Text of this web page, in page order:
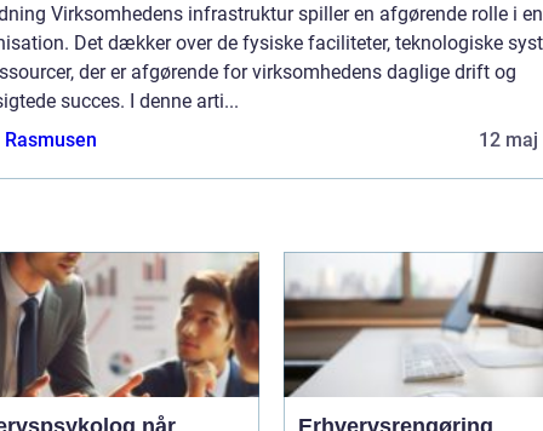
Virksomhedens infrastruktur spiller en afgørende rolle i
Det dækker over de fysiske faciliteter, teknologiske
der er afgørende for virksomhedens daglige drift og
succes. I denne arti...
12 maj
når Erhvervsrengøring